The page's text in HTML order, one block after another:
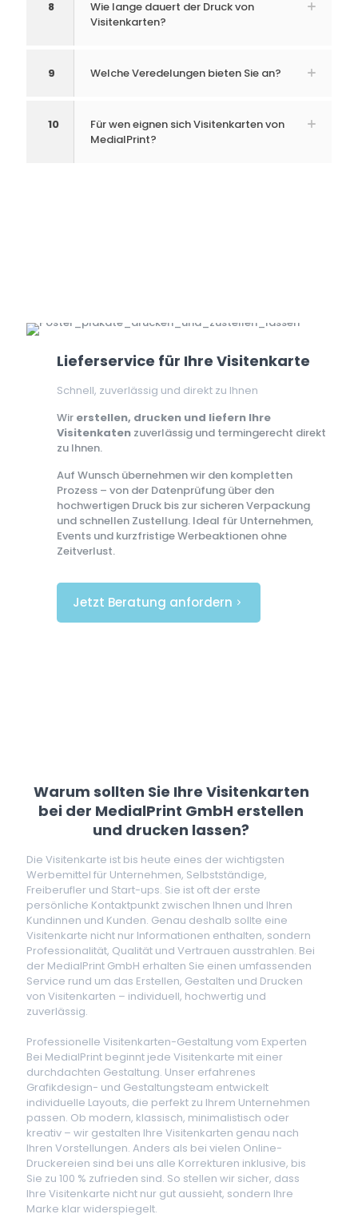
8
Wie lange dauert der Druck von
Visitenkarten?
9 Welche Veredelungen bieten Sie an?
10
Für wen eignen sich Visitenkarten von
MedialPrint?
Lieferservice für Ihre Visitenkarte
Schnell, zuverlässig und direkt zu Ihnen
Wir erstellen, drucken und liefern Ihre
Visitenkaten zuverlässig und termingerecht direkt
zu Ihnen.
Auf Wunsch übernehmen wir den kompletten
Prozess – von der Datenprüfung über den
hochwertigen Druck bis zur sicheren Verpackung
und schnellen Zustellung. Ideal für Unternehmen,
Events und kurzfristige Werbeaktionen ohne
Zeitverlust.
Jetzt Beratung anfordern
Warum sollten Sie Ihre Visitenkarten
bei der MedialPrint GmbH erstellen
und drucken lassen?
Die Visitenkarte ist bis heute eines der wichtigsten
Werbemittel für Unternehmen, Selbstständige,
Freiberufler und Start-ups. Sie ist oft der erste
persönliche Kontaktpunkt zwischen Ihnen und Ihren
Kundinnen und Kunden. Genau deshalb sollte eine
Visitenkarte nicht nur Informationen enthalten, sondern
Professionalität, Qualität und Vertrauen ausstrahlen. Bei
der MedialPrint GmbH erhalten Sie einen umfassenden
Service rund um das Erstellen, Gestalten und Drucken
von Visitenkarten – individuell, hochwertig und
zuverlässig.
Professionelle Visitenkarten-Gestaltung vom Experten
Bei MedialPrint beginnt jede Visitenkarte mit einer
durchdachten Gestaltung. Unser erfahrenes
Grafikdesign- und Gestaltungsteam entwickelt
individuelle Layouts, die perfekt zu Ihrem Unternehmen
passen. Ob modern, klassisch, minimalistisch oder
kreativ – wir gestalten Ihre Visitenkarten genau nach
Ihren Vorstellungen. Anders als bei vielen Online-
Druckereien sind bei uns alle Korrekturen inklusive, bis
Sie zu 100 % zufrieden sind. So stellen wir sicher, dass
Ihre Visitenkarte nicht nur gut aussieht, sondern Ihre
Marke klar widerspiegelt.